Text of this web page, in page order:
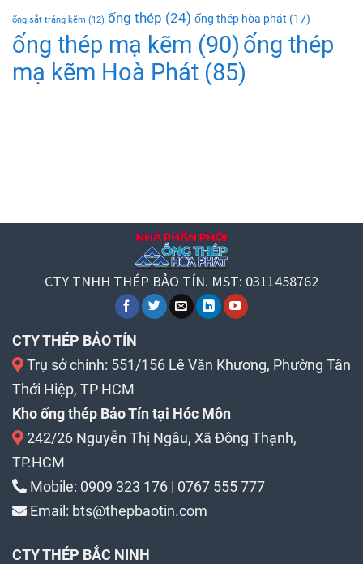
ống sắt tráng kẽm (12) ống thép (24) ống thép hòa phát (17)
ống thép mạ kẽm (90) ống thép
mạ kẽm Hoà Phát (85)
CTY TNHH THÉP BẢO TÍN. MST: 0311458762
CTY THÉP BẢO TÍN
Trụ sở chính: 551/156 Lê Văn Khương, Phường Tân
Thới Hiệp, TP HCM
Kho ống thép Bảo Tín tại Hóc Môn
242/26 Nguyễn Thị Ngâu, Xã Đông Thạnh,
TP.HCM
Mobile: 0909 323 176 | 0767 555 777
Email: bts@thepbaotin.com
CTY THÉP BẮC NINH